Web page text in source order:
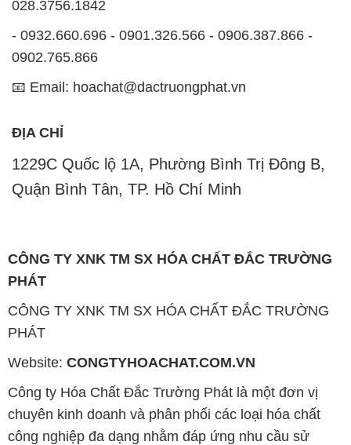
ĐỊA CHỈ
1229C Quốc lộ 1A, Phường Bình Trị Đông B,
Quận Bình Tân, TP. Hồ Chí Minh
CÔNG TY XNK TM SX HÓA CHẤT ĐẮC TRƯỜNG
PHÁT
Website:CONGTYHOACHAT.COM.VN
chuyên kinh doanh và phân phối các loại hóa chất
công nghiệp đa dạng nhằm đáp ứng nhu cầu sử
dụng của khách hàng một cách tốt nhất.
Chúng tôi cam kết mang đến sự hài lòng và đáp ứng
nhu cầu của khách hàng với chất lượng sản phẩm
cao cấp cùng giá thành hợp lý. Chúng tôi luôn coi